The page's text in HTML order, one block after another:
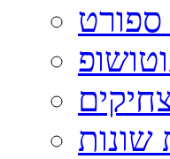
שונות